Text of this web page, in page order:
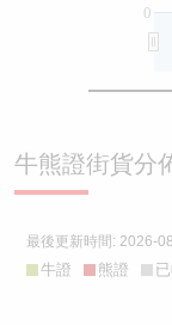
0
牛熊證街貨分
最後更新時間: 2026-
牛證 熊證